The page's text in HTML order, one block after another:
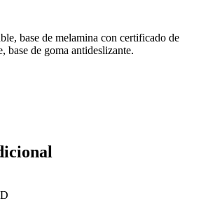
base de melamina con certificado de
base de goma antideslizante.